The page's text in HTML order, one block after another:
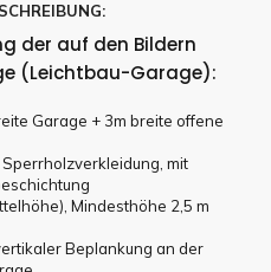
der auf den Bildern
(Leichtbau-Garage):
Garage + 3m breite offene
mit
Mindesthöhe 2,5 m
Beplankung an der